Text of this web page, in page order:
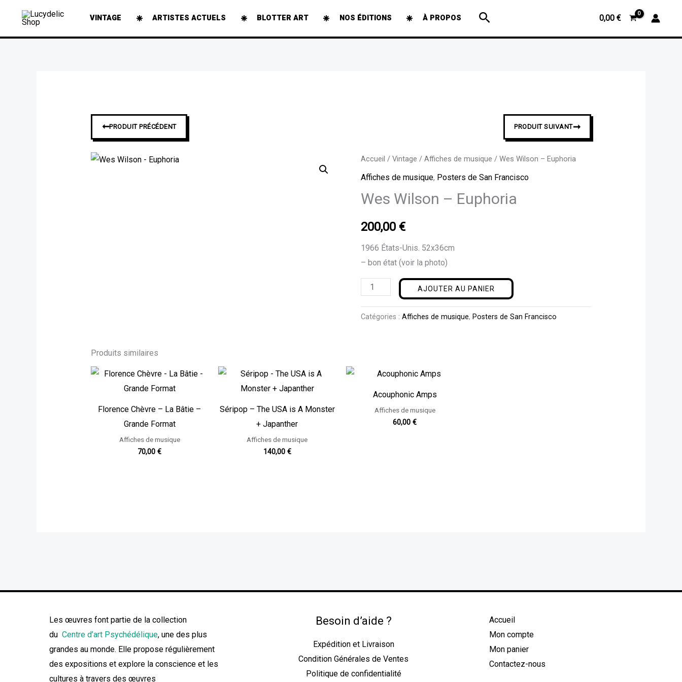
contenu
VINTAGE ARTISTES ACTUELS BLOTTER ART NOS ÉDITIONS À PROPOS Rechercher 0,00 €
➞PRODUIT PRÉCÉDENT PRODUIT SUIVANT➞
Accueil /Vintage /Affiches de musique / Wes Wilson – Euphoria
Affiches de musique, Posters de San Francisco
Wes Wilson – Euphoria
200,00€
1966 États-Unis. 52x36cm
– bon état (voir la photo)
quantité
de
Wilson
Euphoria
AJOUTER AU PANIER
Catégories :Affiches de musique, Posters de San Francisco
Produits similaires
Florence Chèvre – La Bâtie –
Grande Format
Affiches de musique
70,00€
Séripop – The USA is A Monster
+ Japanther
Affiches de musique
140,00 €
Acouphonic Amps
Affiches de musique
60,00€
Les œuvres font partie de la collection
du Centre d’art Psychédélique, une des plus
grandes au monde. Elle propose régulièrement
des expositions et explore la conscience et les
cultures à travers des œuvres
Besoin d’aide ?
Expédition et Livraison
Condition Générales de Ventes
Politique de confidentialité
Accueil
Mon compte
Mon panier
Contactez-nous